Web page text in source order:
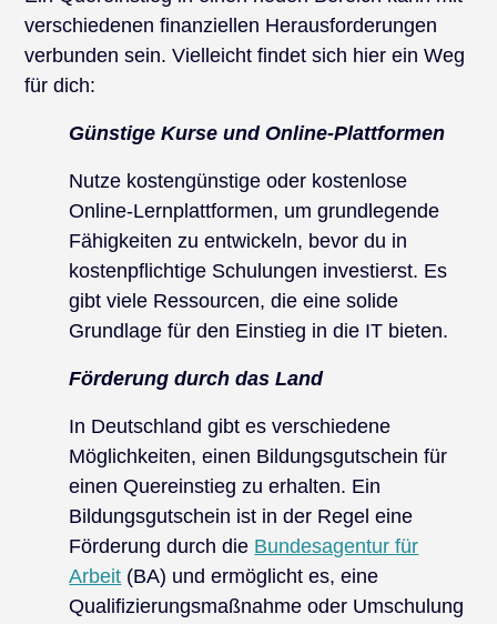
verschiedenen finanziellen Herausforderungen
verbunden sein. Vielleicht findet sich hier ein Weg
für dich:
Günstige Kurse und Online-Plattformen
Nutze kostengünstige oder kostenlose
Online-Lernplattformen, um grundlegende
Fähigkeiten zu entwickeln, bevor du in
kostenpflichtige Schulungen investierst. Es
gibt viele Ressourcen, die eine solide
Grundlage für den Einstieg in die IT bieten.
Förderung durch das Land
In Deutschland gibt es verschiedene
Möglichkeiten, einen Bildungsgutschein für
einen Quereinstieg zu erhalten. Ein
Bildungsgutschein ist in der Regel eine
Förderung durch die Bundesagentur für
Arbeit (BA) und ermöglicht es, eine
Qualifizierungsmaßnahme oder Umschulung